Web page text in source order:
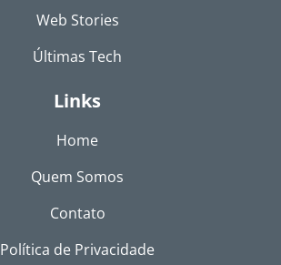
Web Stories
Últimas Tech
Links
Home
Quem Somos
Contato
Política de Privacidade